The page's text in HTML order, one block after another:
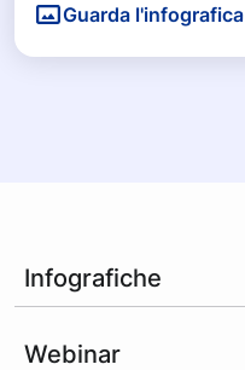
Guarda l'infografica
Infografiche
Webinar